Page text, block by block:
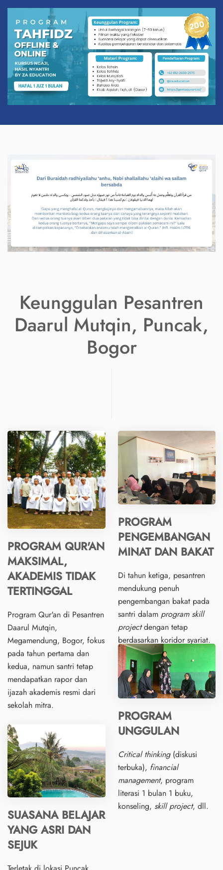
Keunggulan Pesantren
Daarul Mutqin, Puncak,
Bogor
PROGRAM QUR'AN
MAKSIMAL,
AKADEMIS TIDAK
TERTINGGAL
Program Qur'an di Pesantren
Daarul Mutqin,
Megamendung, Bogor, fokus
pada tahun pertama dan
kedua, namun santri tetap
mendapatkan rapor dan
ijazah akademis resmi dari
sekolah mitra.
PROGRAM
PENGEMBANGAN
MINAT DAN BAKAT
Di tahun ketiga, pesantren
mendukung penuh
pengembangan bakat pada
santri dalam program skill
projectdengan tetap
berdasarkan koridor syariat.
SUASANA BELAJAR
YANG ASRI DAN
SEJUK
PROGRAM
UNGGULAN
Critical thinking(diskusi
terbuka), financial
management, program
literasi 1 bulan 1 buku,
konseling, skill project, dll.